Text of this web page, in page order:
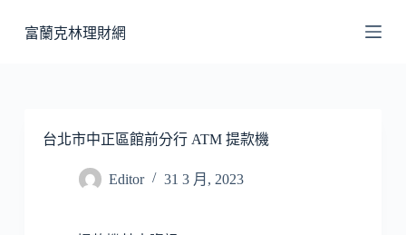
至
富蘭克林理財網
台北市中正區館前分行 ATM 提款機
Editor 31 3 月, 2023